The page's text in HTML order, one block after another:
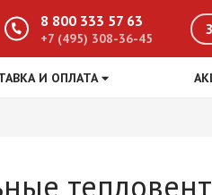
8 800 333 57 63
+7 (495) 308-36-45
И ОПЛАТА